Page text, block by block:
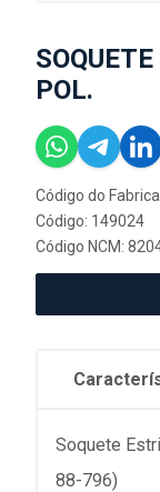
POL.
Código do
Código: 149024
Código NCM:
Soquete
88-796)